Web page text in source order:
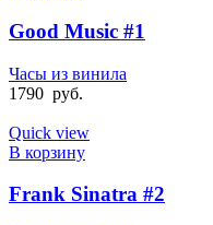
Good Music #1
Часы из винила
1790 руб.
Quick view
В корзину
Frank Sinatra #2